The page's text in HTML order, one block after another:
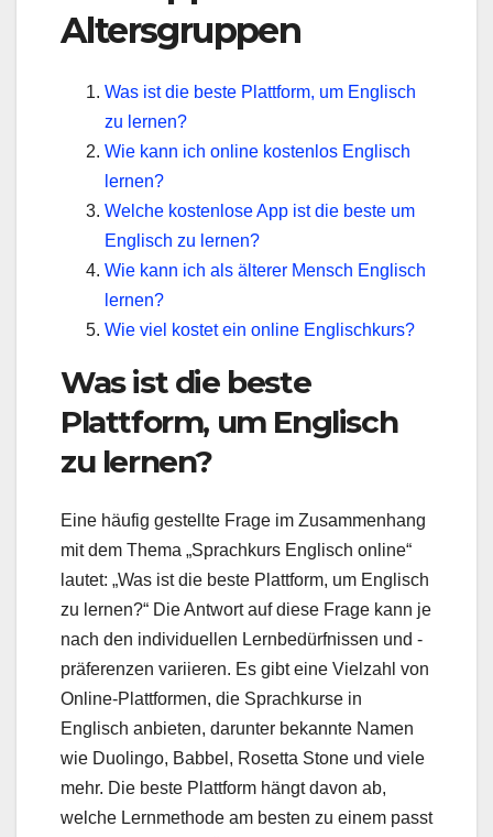
Altersgruppen
Was ist die beste Plattform, um Englisch
zu lernen?
Wie kann ich online kostenlos Englisch
lernen?
Welche kostenlose App ist die beste um
Englisch zu lernen?
Wie kann ich als älterer Mensch Englisch
lernen?
Wie viel kostet ein online Englischkurs?
Was ist die beste
Plattform, um Englisch
zu lernen?
Eine häufig gestellte Frage im Zusammenhang
mit dem Thema „Sprachkurs Englisch online“
lautet: „Was ist die beste Plattform, um Englisch
zu lernen?“ Die Antwort auf diese Frage kann je
nach den individuellen Lernbedürfnissen und -
präferenzen variieren. Es gibt eine Vielzahl von
Online-Plattformen, die Sprachkurse in
Englisch anbieten, darunter bekannte Namen
wie Duolingo, Babbel, Rosetta Stone und viele
mehr. Die beste Plattform hängt davon ab,
welche Lernmethode am besten zu einem passt